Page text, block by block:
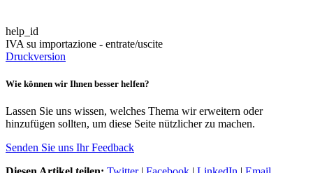
help_id
IVA su importazione - entrate/uscite
Druckversion
Wie können wir Ihnen besser helfen?
Lassen Sie uns wissen, welches Thema wir erweitern oder
hinzufügen sollten, um diese Seite nützlicher zu machen.
Senden Sie uns Ihr Feedback